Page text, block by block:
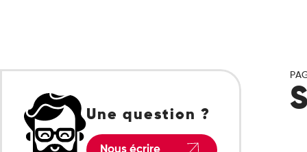
Une question ?
Nous écrire